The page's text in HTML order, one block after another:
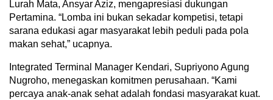
Lurah Mata, Ansyar Aziz, mengapresiasi dukungan
Pertamina. “Lomba ini bukan sekadar kompetisi, tetapi
sarana edukasi agar masyarakat lebih peduli pada pola
makan sehat,” ucapnya.
Integrated Terminal Manager Kendari, Supriyono Agung
Nugroho, menegaskan komitmen perusahaan. “Kami
percaya anak-anak sehat adalah fondasi masyarakat kuat.